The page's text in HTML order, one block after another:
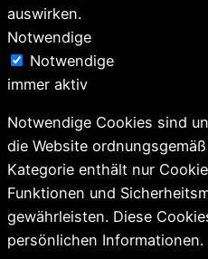
auswirken.
Notwendige
Notwendige
immer aktiv
Notwendige Cookies sind
die Website
Kategorie enthält nur
Funktionen und
gewährleisten. Diese
persönlichen Informationen.